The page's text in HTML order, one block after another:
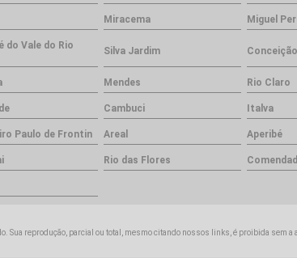
Miracema Miguel
do Vale do Rio
Silva Jardim
Mendes Rio Claro
Cambuci Italva
Paulo de Frontin Areal Aperibé
Rio das Flores
Sua reprodução, parcial ou total, mesmo citando nossos links, é proibida sem